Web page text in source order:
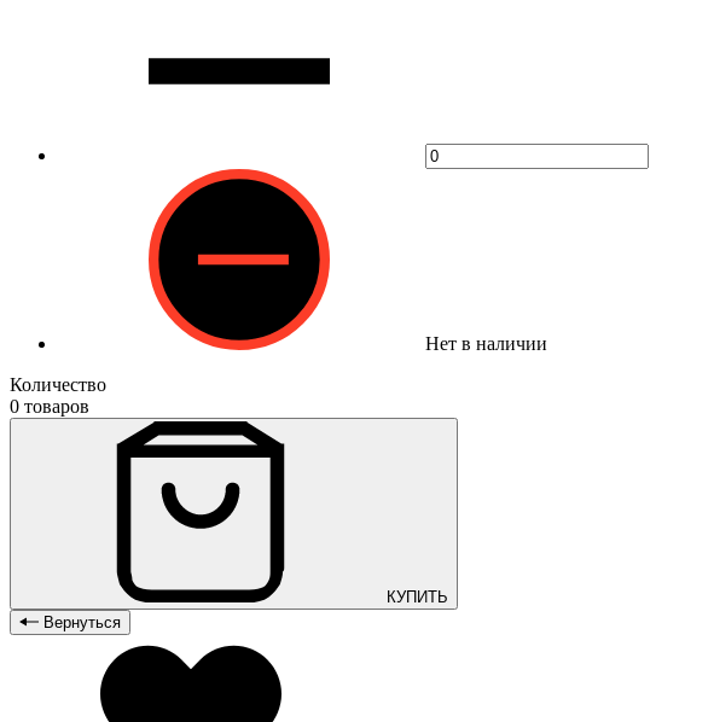
Нет в наличии
Количество
0 товаров
КУПИТЬ
Вернуться